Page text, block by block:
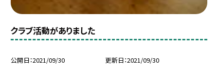
クラブ活動がありました
公開日 2021/09/30 更新日 2021/09/30